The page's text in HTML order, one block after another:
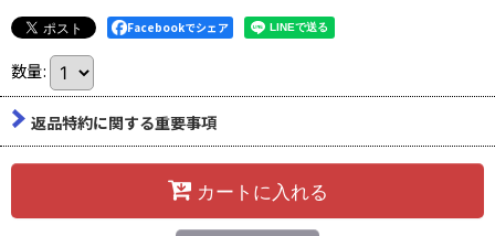
Facebookでシェア
数量:
返品特約に関する重要事項
カートに入れる